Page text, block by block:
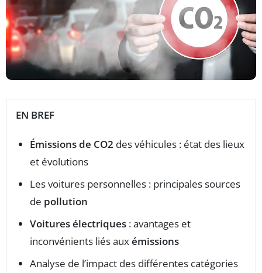
EN BREF
Émissions de CO2 des véhicules : état des lieux
et évolutions
Les voitures personnelles : principales sources
de pollution
Voitures électriques : avantages et
inconvénients liés auxémissions
Analyse de l’impact des différentes catégories